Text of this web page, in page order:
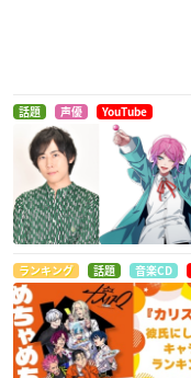
話題 声優 YouTube
ランキング 話題 音楽CD